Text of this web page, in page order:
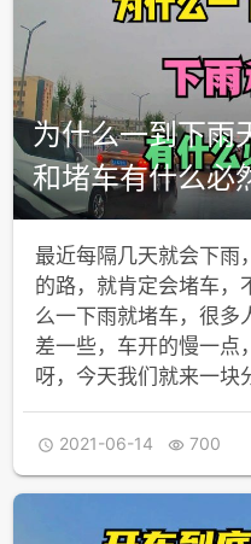
为什么一到下雨
和堵车有什么必
最近每隔几天就会下雨
的路，就肯定会堵车，
么一下雨就堵车，很多
差一些，车开的慢一点
呀，今天我们就来一块
 2021-06-14  700